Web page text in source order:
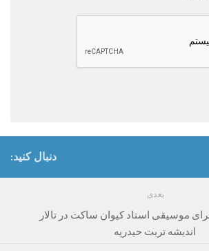
دنبال کنید:
بعدی
موسیقی استاد کیوان ساکت در تالار
اندیشه تربت حیدریه